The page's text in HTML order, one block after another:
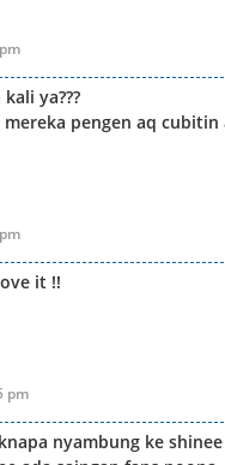
ya???
pengen aq cubitin
it !!
pm
nyambung ke shinee